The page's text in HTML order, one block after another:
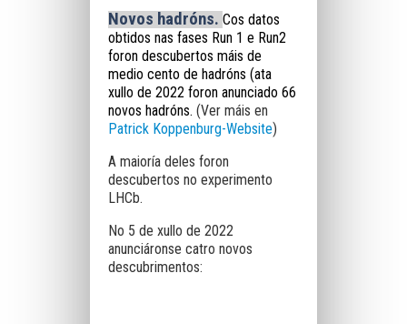
Novos hadróns. Cos datos
obtidos nas fases Run 1 e Run2
foron descubertos máis de
medio cento de hadróns (ata
xullo de 2022 foron anunciado 66
novos hadróns. (Ver máis en
Patrick Koppenburg-Website)
A maioría deles foron
descubertos no experimento
LHCb.
No 5 de xullo de 2022
anunciáronse catro novos
descubrimentos: